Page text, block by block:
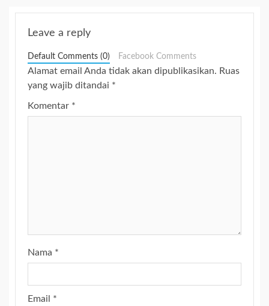
Leave a reply
Default Comments (0) Facebook Comments
Alamat email Anda tidak akan dipublikasikan. Ruas
yang wajib ditandai *
Komentar *
Nama *
Email *